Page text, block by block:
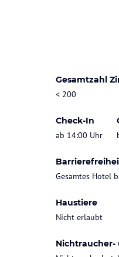
Gesamtzahl
< 200
Check-In
ab 14:00 Uhr
Gesamtes Hotel
Haustiere
Nicht erlaubt
Nichtraucher-